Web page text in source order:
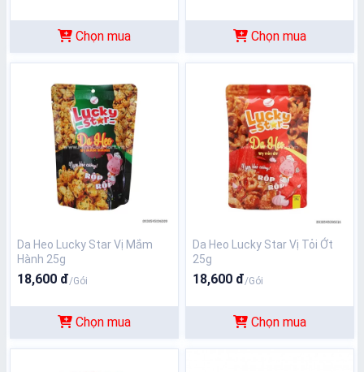
Chọn mua Chọn mua
Da Heo Lucky Star Vị Mắm
Hành 25g
18,600 đ/Gói
Chọn mua
Da Heo Lucky Star Vị Tỏi Ớt
25g
18,600 đ/Gói
Chọn mua